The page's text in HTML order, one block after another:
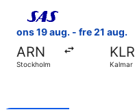
ons 19 aug. - fre 21 aug.
ARN
Stockholm
KLR
Kalmar
Välj flyg med